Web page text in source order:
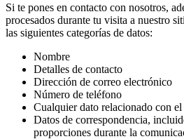
Si te pones en contacto con nosotros,
procesados durante tu visita a nuestro
las siguientes categorías de datos:
Nombre
Detalles de contacto
Dirección de correo electrónico
Número de teléfono
Cualquier dato relacionado con
Datos de correspondencia,
proporciones durante la